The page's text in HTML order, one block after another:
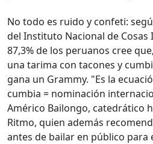
No todo es ruido y confeti:
del Instituto Nacional de Cosas
87,3% de los peruanos cree
una tarima con tacones y
gana un Grammy. "Es la
cumbia = nominación
Américo Bailongo, catedrático
Ritmo, quien además
antes de bailar en público para